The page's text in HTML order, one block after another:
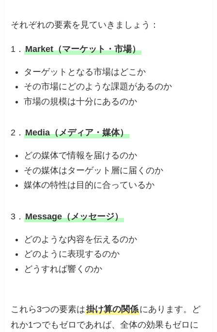
それぞれの要素を見ていきましょう：
1．Market（マーケット・市場）
ターゲットとなる市場はどこか
その市場にどのような課題があるのか
市場の規模は十分にあるのか
2．Media（メディア・媒体）
どの媒体で情報を届けるのか
その媒体はターゲット層に届くのか
媒体の特性は目的に合っているか
3．Message（メッセージ）
どのような内容を伝えるのか
どのように表現するのか
どうすれば響くのか
これら3つの要素は掛け算の関係にあります。ど
れか1つでもゼロであれば、全体の効果もゼロに